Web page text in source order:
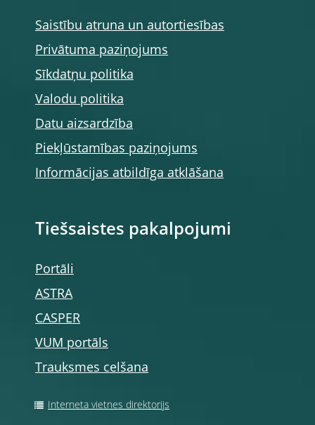
Saistību atruna un autortiesības
Privātuma paziņojums
Sīkdatņu politika
Valodu politika
Datu aizsardzība
Piekļūstamības paziņojums
Informācijas atbildīga atklāšana
Tiešsaistes pakalpojumi
Portāli
ASTRA
CASPER
VUM portāls
Trauksmes celšana
Interneta vietnes direktorijs